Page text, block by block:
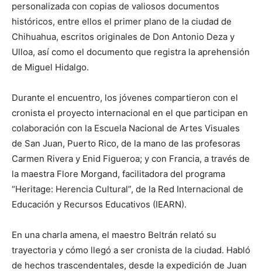
personalizada con copias de valiosos documentos
históricos, entre ellos el primer plano de la ciudad de
Chihuahua, escritos originales de Don Antonio Deza y
Ulloa, así como el documento que registra la aprehensión
de Miguel Hidalgo.
Durante el encuentro, los jóvenes compartieron con el
cronista el proyecto internacional en el que participan en
colaboración con la Escuela Nacional de Artes Visuales
de San Juan, Puerto Rico, de la mano de las profesoras
Carmen Rivera y Enid Figueroa; y con Francia, a través de
la maestra Flore Morgand, facilitadora del programa
“Heritage: Herencia Cultural”, de la Red Internacional de
Educación y Recursos Educativos (IEARN).
En una charla amena, el maestro Beltrán relató su
trayectoria y cómo llegó a ser cronista de la ciudad. Habló
de hechos trascendentales, desde la expedición de Juan